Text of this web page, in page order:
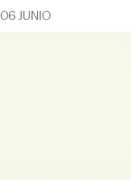
06 JUNIO